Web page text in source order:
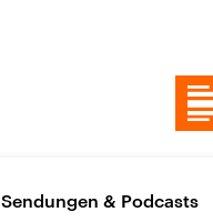
Sendungen & Podcasts